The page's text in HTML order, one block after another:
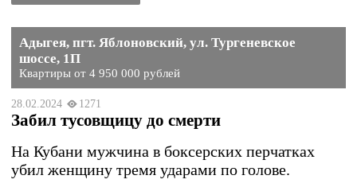
Адыгея, пгт. Яблоновский, ул. Тургеневское
шоссе, 1П
Квартиры от 4 950 000 рублей
28.02.2024 1271
Забил тусовщицу до смерти
На Кубани мужчина в боксерских перчатках
убил женщину тремя ударами по голове.